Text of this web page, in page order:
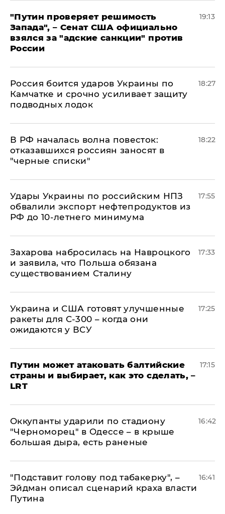
"Путин проверяет решимость
Запада", – Сенат США официально
взялся за "адские санкции" против
России
19:13
Россия боится ударов Украины по
Камчатке и срочно усиливает защиту
подводных лодок
18:27
​В РФ началась волна повесток:
отказавшихся россиян заносят в
"черные списки"
18:22
Удары Украины по российским НПЗ
обвалили экспорт нефтепродуктов из
РФ до 10-летнего минимума
17:55
​Захарова набросилась на Навроцкого
и заявила, что Польша обязана
существованием Сталину
17:33
Украина и США готовят улучшенные
ракеты для С-300 – когда они
ожидаются у ВСУ
17:25
Путин может атаковать балтийские
страны и выбирает, как это сделать, –
LRT
17:15
Оккупанты ударили по стадиону
"Черноморец" в Одессе – в крыше
большая дыра, есть раненые
16:42
​"Подставит голову под табакерку", –
Эйдман описал сценарий краха власти
Путина
16:41